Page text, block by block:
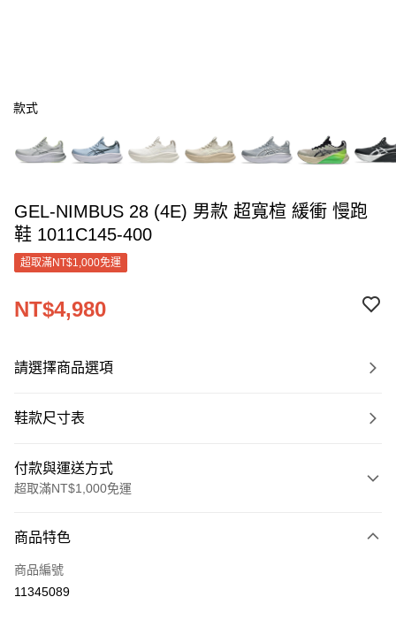
款式
GEL-NIMBUS 28 (4E) 男款 超寬楦 緩衝 慢跑
鞋 1011C145-400
超取滿NT$1,000免運
NT$4,980
請選擇商品選項
鞋款尺寸表
付款與運送方式
超取滿NT$1,000免運
信用卡一次付款
信用卡分期付款
商品特色
商品編號
11345089